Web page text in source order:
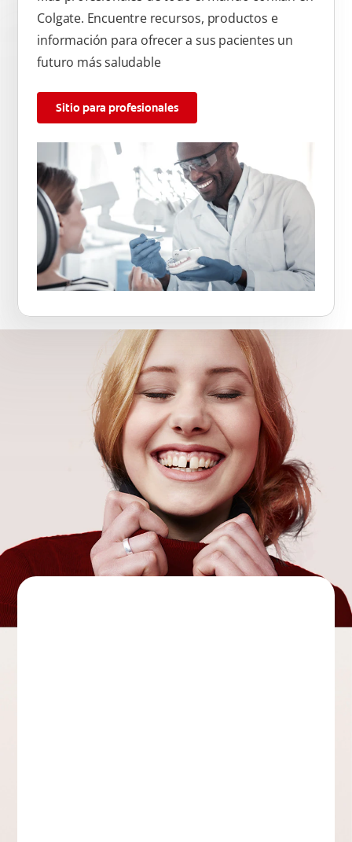
Colgate. Encuentre recursos, productos e
información para ofrecer a sus pacientes un
futuro más saludable
Sitio para profesionales